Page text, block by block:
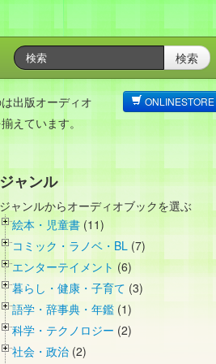
検索
出版オーディオ
えています。
ONLINESTORE
ジャンル
ジャンルからオーディオブックを選ぶ
絵本・児童書 (11)
コミック・ラノベ・BL (7)
エンターテイメント (6)
暮らし・健康・子育て (3)
語学・辞事典・年鑑 (1)
科学・テクノロジー (2)
社会・政治 (2)